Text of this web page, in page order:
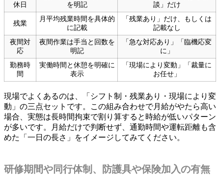
休日
を明記
談」だけ
残業
月平均残業時間を具体的
に記載
「残業あり」だけ、もしくは
記載なし
夜間対
応
夜間作業は手当と回数を
明記
「急な対応あり」「臨機応変
に」
勤務時
間
実働時間と休憩を明確に
表示
「現場により変動」「裁量に
お任せ」
現場でよくあるのは、「シフト制・残業あり・現場により変
動」の三点セットです。この組み合わせで月給がやたら高い
場合、実態は長時間拘束で割り算すると時給が低いパターン
が多いです。月給だけで判断せず、通勤時間や運転距離も含
めた「一日の長さ」をイメージしてみてください。
研修期間や同行体制、防護具や保険加入の有無